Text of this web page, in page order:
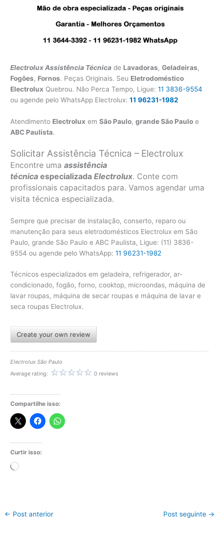
Electrolux Assistência Técnica de Lavadoras,Geladeiras,
Fogões, Fornos. Peças Originais. Seu Eletrodoméstico
Electrolux Quebrou. Não Perca Tempo, Ligue:11 3836-9554
ou agende pelo WhatsApp Electrolux:11 96231-1982
Atendimento Electrolux emSão Paulo,grande São Paulo e
ABC Paulista.
Solicitar Assistência Técnica – Electrolux
Encontre umaassistência
técnica especializadaElectrolux. Conte com
profissionais capacitados para. Vamos agendar uma
visita técnica especializada.
Sempre que precisar de instalação, conserto, reparo ou
manutenção para seus eletrodomésticos Electrolux em São
Paulo, grande São Paulo e ABC Paulista, Ligue: (11) 3836-
9554 ou agende pelo WhatsApp:11 96231-1982
Técnicos especializados em geladeira, refrigerador, ar-
condicionado, fogão, forno, cooktop, microondas, máquina de
lavar roupas, máquina de secar roupas e máquina de lavar e
seca roupas Electrolux.
Create your own review
Electrolux São Paulo
Average rating:
0 reviews
Compartilhe isso:
Curtir isso:
Carregando...
← Post anterior Post seguinte →